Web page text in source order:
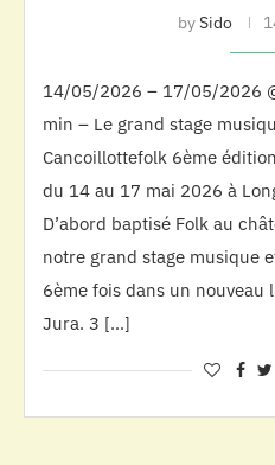
bySido
14/05/2026 – 17/05/2026
min – Le grand stage
Cancoillottefolk 6ème
du 14 au 17 mai 2026 à
D’abord baptisé Folk au
notre grand stage musique
6ème fois dans un
Jura. 3 […]